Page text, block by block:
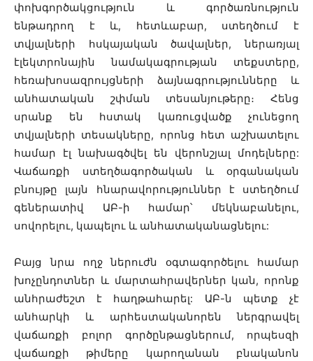
փոխգործակցություն և գործառնություն
ենթադրող է և, հետևաբար, ստեղծում է
տվյալների հսկայական ծավալներ, ներառյալ
էլեկտրոնային նամակագրության տեքստերը,
հեռախոսազրույցների ձայնագրությունները և
անհատական շփման տեսանյութերը։ Հենց
սրանք են հստակ կառուցվածք չունեցող
տվյալների տեսակները, որոնց հետ աշխատելու
համար էլ նախագծվել են վերոնշյալ մոդելները:
Վաճառքի ստեղծագործական և օրգանական
բնույթը լայն հնարավորություններ է ստեղծում
գեներատիվ ԱԲ-ի համար՝ մեկնաբանելու,
սովորելու, կապելու և անհատականացնելու:
Բայց նրա ողջ ներուժն օգտագործելու համար
խոչընդոտներ և մարտահրավերներ կան, որոնք
անհրաժեշտ է հաղթահարել: ԱԲ-ն պետք չէ
անհարկի և արհեստականորեն ներգրավել
վաճառքի բոլոր գործընթացներում, որպեսզի
վաճառքի թիմերը կարողանան բնականոն